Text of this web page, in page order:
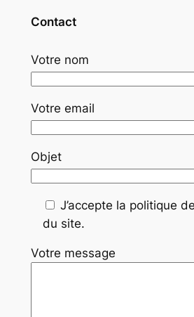
Contact
Votre nom
Votre email
Objet
J’accepte la politique
du site.
Votre message